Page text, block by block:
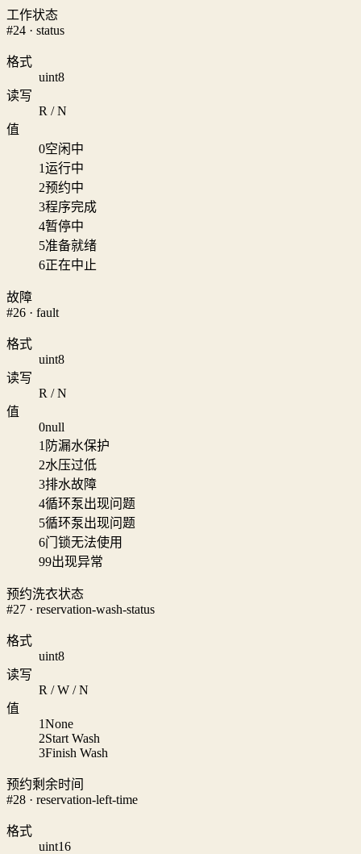
工作状态
#24 · status
格式
uint8
读写
R / N
值
0空闲中
1运行中
2预约中
3程序完成
4暂停中
5准备就绪
6正在中止
故障
#26 · fault
格式
uint8
读写
R / N
值
0null
1 防漏水保护
2水压过低
3排水故障
4循环泵出现问题
5循环泵出现问题
6门锁无法使用
99出现异常
预约洗衣状态
#27 · reservation-wash-status
格式
uint8
读写
R / W / N
值
1None
2Start Wash
3Finish Wash
预约剩余时间
#28 · reservation-left-time
格式
uint16